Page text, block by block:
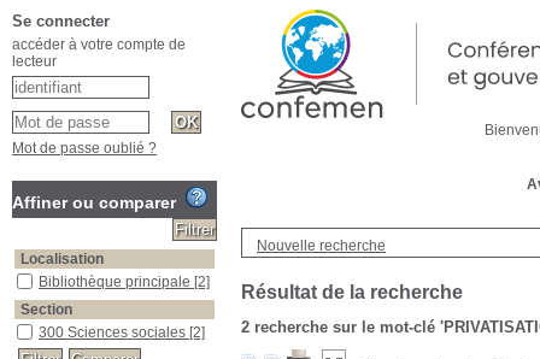
Nouvelle recherche
Résultat de la recherche
2 recherche sur le mot-clé
Se connecter
accéder à votre compte de
lecteur
Mot de passe oublié ?
Affiner ou comparer
Localisation
Bibliothèque principale [2]
Section
300 Sciences sociales [2]